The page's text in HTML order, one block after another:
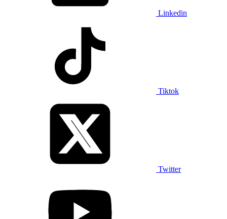
Linkedin
Tiktok
Twitter